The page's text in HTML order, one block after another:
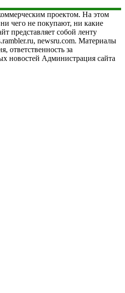
проектом. На этом
чего не покупают, ни какие
представляет собой ленту
newsru.com. Материалы
ответственность за
новостей Администрация сайта